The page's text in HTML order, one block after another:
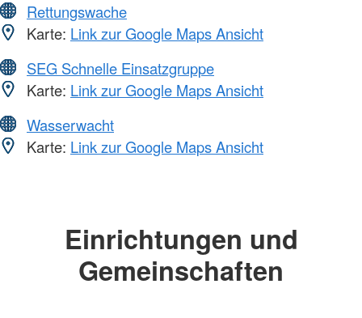
Rettungswache
Karte: Link zur Google Maps Ansicht
SEG Schnelle Einsatzgruppe
Karte: Link zur Google Maps Ansicht
Wasserwacht
Karte: Link zur Google Maps Ansicht
Einrichtungen und
Gemeinschaften